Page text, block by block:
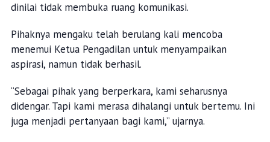
dinilai tidak membuka ruang komunikasi.
Pihaknya mengaku telah berulang kali mencoba
menemui Ketua Pengadilan untuk menyampaikan
aspirasi, namun tidak berhasil.
“Sebagai pihak yang berperkara, kami seharusnya
didengar. Tapi kami merasa dihalangi untuk bertemu. Ini
juga menjadi pertanyaan bagi kami,” ujarnya.